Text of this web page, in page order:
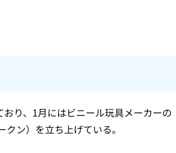
り、1月にはビニール玩具メーカーの
ン）を立ち上げている。